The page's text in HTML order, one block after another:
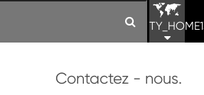
Contactez - nous.